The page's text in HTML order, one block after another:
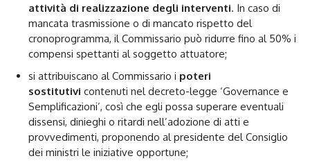
attività di realizzazione degli interventi. In caso di
mancata trasmissione o di mancato rispetto del
cronoprogramma, il Commissario può ridurre fino al 50% i
compensi spettanti al soggetto attuatore;
si attribuiscano al Commissario i poteri
sostitutivi contenuti nel decreto-legge ‘Governance e
Semplificazioni’, così che egli possa superare eventuali
dissensi, dinieghi o ritardi nell’adozione di atti e
provvedimenti, proponendo al presidente del Consiglio
dei ministri le iniziative opportune;